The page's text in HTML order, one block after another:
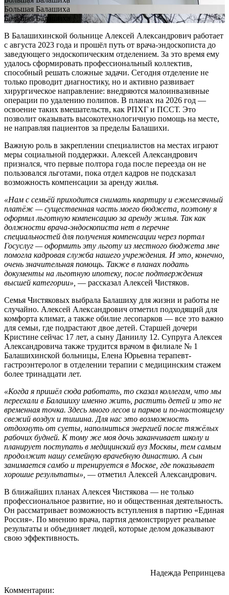
Большая Балашиха
Большая Балашиха
В Балашихинской больнице Алексей Александрович работает
с августа 2023 года и прошёл путь от врача-эндоскописта до
заведующего эндоскопическим отделением. За это время ему
удалось сформировать профессиональный коллектив,
способный решать сложные задачи. Сегодня отделение не
только проводит диагностику, но и активно развивает
хирургическое направление: внедряются малоинвазивные
операции по удалению полипов. В планах на 2026 год —
освоение таких вмешательств, как РПХГ и ПССТ. Это
позволит оказывать высокотехнологичную помощь на месте,
не направляя пациентов за пределы Балашихи.
Важную роль в закреплении специалистов на местах играют
меры социальной поддержки. Алексей Александрович
признался, что первые полтора года после переезда он не
пользовался льготами, пока отдел кадров не подсказал
возможность компенсации за аренду жилья.
«Нам с семьёй приходится снимать квартиру и ежемесячный
платёж — существенная часть моего бюджета, поэтому я
оформил льготную компенсацию за аренду жилья. Так как
должности врача-эндоскописта нет в перечне
специальностей для получения компенсации через портал
Госуслуг — оформить эту льготу из местного бюджета мне
помогла кадровая служба нашего учреждения. И это, конечно,
очень значительная помощь. Также в планах подать
документы на льготную ипотеку, после подтверждения
высшей категории», — рассказал Алексей Чистяков.
Семья Чистяковых выбрала Балашиху для жизни и работы не
случайно. Алексей Александрович отметил подходящий для
комфорта климат, а также обилие лесопарков — все это важно
для семьи, где подрастают двое детей. Старшей дочери
Кристине сейчас 17 лет, а сыну Даниилу 12. Супруга Алексея
Александровича также трудится врачом в филиале № 1
Балашихинской больницы, Елена Юрьевна терапевт-
гастроэнтеролог в отделении терапии с медицинским стажем
более тринадцати лет.
«Когда я пришёл сюда работать, то сказал коллегам, что мы
переехали в Балашиху именно жить, растить детей и это не
временная точка. Здесь много лесов и парков и по-настоящему
свежий воздух и тишина. Для нас это возможность
отдохнуть от суеты, наполниться энергией после тяжёлых
рабочих будней. К тому же моя дочь заканчивает школу и
планирует поступать в медицинский вуз Москвы, тем самым
продолжит нашу семейную врачебную династию. А сын
занимается самбо и тренируется в Москве, где показывает
хорошие результаты», — отметил Алексей Александрович.
В ближайших планах Алексея Чистякова — не только
профессиональное развитие, но и общественная деятельность.
Он рассматривает возможность вступления в партию «Единая
Россия». По мнению врача, партия демонстрирует реальные
результаты и объединяет людей, которые делом доказывают
свою эффективность.
Надежда Репринцева
Комментарии: